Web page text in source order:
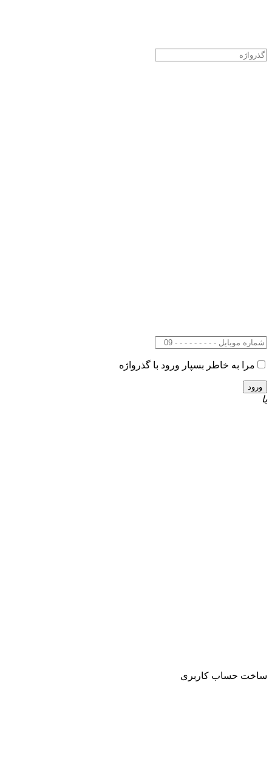
مرا به خاطر بسپار ورود با گذرواژه
یا
ساخت حساب کاربری